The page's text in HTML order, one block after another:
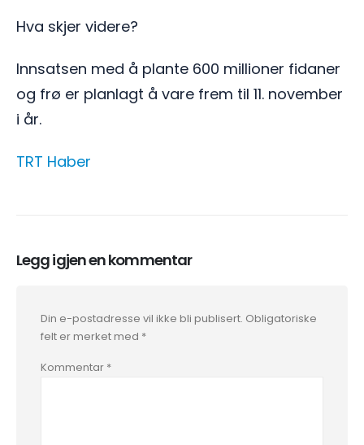
Hva skjer videre?
Innsatsen med å plante 600 millioner fidaner
og frø er planlagt å vare frem til 11. november
i år.
TRT Haber
Legg igjen en kommentar
Din e-postadresse vil ikke bli publisert. Obligatoriske
felt er merket med *
Kommentar *